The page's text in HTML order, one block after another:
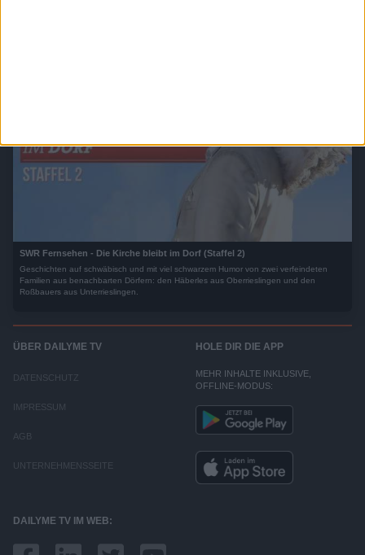
SWR Fernsehen - Die Kirche bleibt im Dorf (Staffel 2)
Geschichten auf schwäbisch und mit viel schwarzem Humor von zwei verfeindeten
Familien aus benachbarten Dörfern: den Häberles aus Oberrieslingen und den
Roßbauers aus Unterrieslingen.
ÜBER DAILYME TV
DATENSCHUTZ
IMPRESSUM
AGB
UNTERNEHMENSSEITE
HOLE DIR DIE APP
MEHR INHALTE INKLUSIVE,
OFFLINE-MODUS:
DAILYME TV IM WEB: